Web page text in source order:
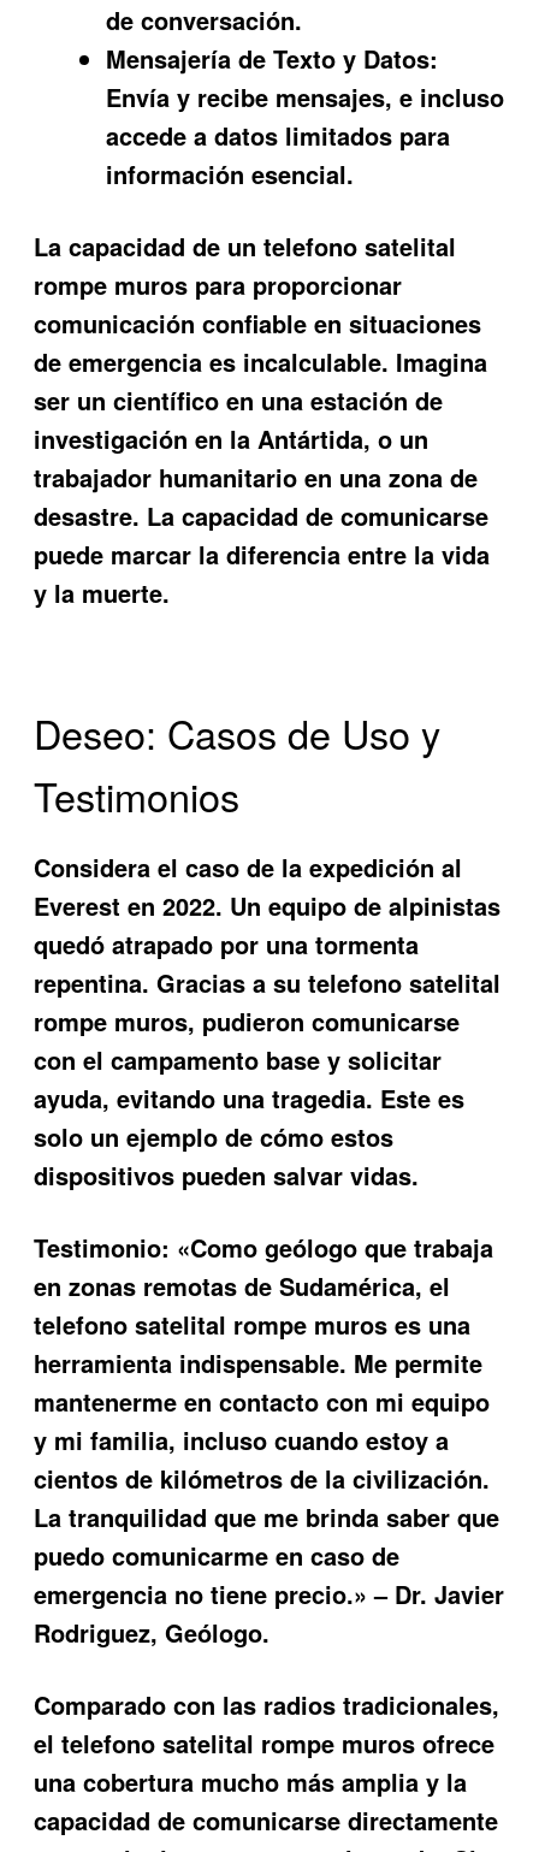
de conversación.
Mensajería de Texto y Datos:
Envía y recibe mensajes, e incluso
accede a datos limitados para
información esencial.
La capacidad de untelefono satelital
rompe muros para proporcionar
comunicación confiable en situaciones
de emergencia es incalculable. Imagina
ser un científico en una estación de
investigación en la Antártida, o un
trabajador humanitario en una zona de
desastre. La capacidad de comunicarse
puede marcar la diferencia entre la vida
y la muerte.
Deseo: Casos de Uso y
Testimonios
Considera el caso de la expedición al
Everest en 2022. Un equipo de alpinistas
quedó atrapado por una tormenta
repentina. Gracias a sutelefono satelital
rompe muros, pudieron comunicarse
con el campamento base y solicitar
ayuda, evitando una tragedia. Este es
solo un ejemplo de cómo estos
dispositivos pueden salvar vidas.
Testimonio: «Como geólogo que trabaja
en zonas remotas de Sudamérica, el
telefono satelital rompe muros es una
herramienta indispensable. Me permite
mantenerme en contacto con mi equipo
y mi familia, incluso cuando estoy a
cientos de kilómetros de la civilización.
La tranquilidad que me brinda saber que
puedo comunicarme en caso de
emergencia no tiene precio.» – Dr. Javier
Rodriguez, Geólogo.
Comparado con las radios tradicionales,
eltelefono satelital rompe muros ofrece
una cobertura mucho más amplia y la
capacidad de comunicarse directamente